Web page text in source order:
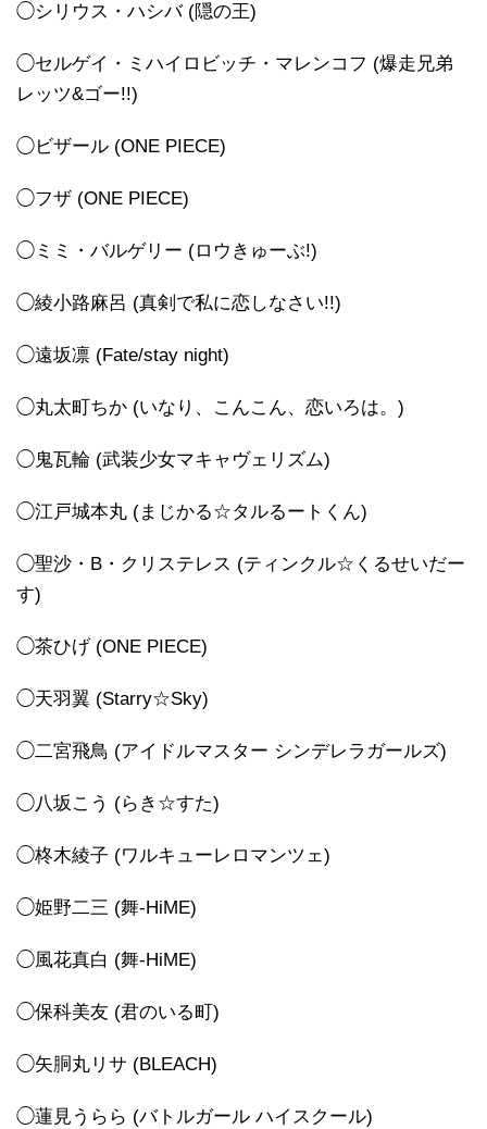
◯シリウス・ハシバ (隠の王)
◯セルゲイ・ミハイロビッチ・マレンコフ (爆走兄弟
レッツ&ゴー!!)
◯ビザール (ONE PIECE)
◯フザ (ONE PIECE)
◯ミミ・バルゲリー (ロウきゅーぶ!)
◯綾小路麻呂 (真剣で私に恋しなさい!!)
◯遠坂凛 (Fate/stay night)
◯丸太町ちか (いなり、こんこん、恋いろは。)
◯鬼瓦輪 (武装少女マキャヴェリズム)
◯江戸城本丸 (まじかる☆タルるートくん)
◯聖沙・B・クリステレス (ティンクル☆くるせいだー
す)
◯茶ひげ (ONE PIECE)
◯天羽翼 (Starry☆Sky)
◯二宮飛鳥 (アイドルマスター シンデレラガールズ)
◯八坂こう (らき☆すた)
◯柊木綾子 (ワルキューレロマンツェ)
◯姫野二三 (舞-HiME)
◯風花真白 (舞-HiME)
◯保科美友 (君のいる町)
◯矢胴丸リサ (BLEACH)
◯蓮見うらら (バトルガール ハイスクール)